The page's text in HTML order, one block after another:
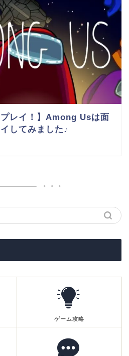
プレイ！】Among Usは面
してみました♪
ゲーム攻略